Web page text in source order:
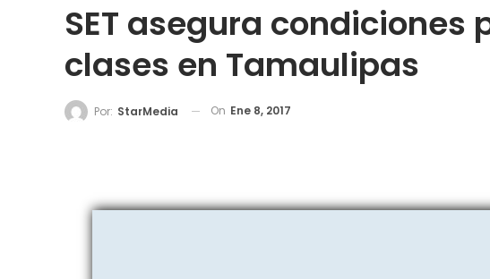
SET asegura condiciones
clases en Tamaulipas
Por: StarMedia On Ene 8, 2017